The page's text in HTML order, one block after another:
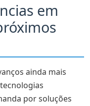
em
ainda mais
por soluções